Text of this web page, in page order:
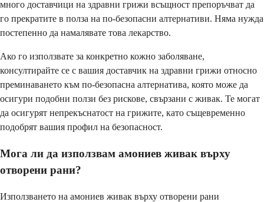
много доставчици на здравни грижи всъщност препоръчват да
го прекратите в полза на по-безопасни алтернативи. Няма нужда
постепенно да намалявате това лекарство.
Ако го използвате за конкретно кожно заболяване,
консултирайте се с вашия доставчик на здравни грижи относно
преминаването към по-безопасна алтернатива, която може да
осигури подобни ползи без рискове, свързани с живак. Те могат
да осигурят непрекъснатост на грижите, като същевременно
подобрят вашия профил на безопасност.
Мога ли да използвам амониев живак върху
отворени рани?
Използването на амониев живак върху отворени рани